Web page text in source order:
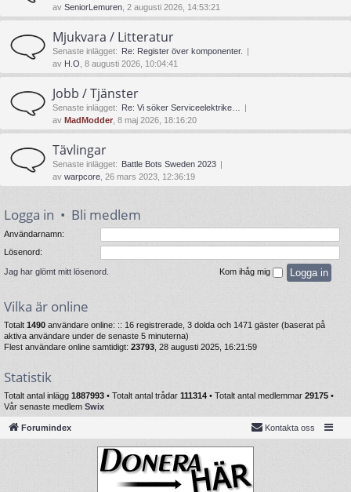
av SeniorLemuren , 2 augusti 2026, 14:53:21
Mjukvara / Litteratur
Senaste inlägget: Re: Register över komponenter.
av H.O , 8 augusti 2026, 10:04:41
Jobb / Tjänster
Senaste inlägget: Re: Vi söker Serviceelektrike…
av MadModder , 8 maj 2026, 18:16:20
Tävlingar
Senaste inlägget: Battle Bots Sweden 2023
av warpcore , 26 mars 2023, 12:36:19
Logga in • Bli medlem
Användarnamn:
Lösenord:
Jag har glömt mitt lösenord. Kom ihåg mig
Vilka är online
Totalt 1490 användare online: :: 16 registrerade, 3 dolda och 1471 gäster (baserat på
aktiva användare under de senaste 5 minuterna)
Flest användare online samtidigt: 23793 , 28 augusti 2025, 16:21:59
Statistik
Totalt antal inlägg 1887993 • Totalt antal trådar 111314 • Totalt antal medlemmar 29175 •
Vår senaste medlem Swix
Forumindex Kontakta oss